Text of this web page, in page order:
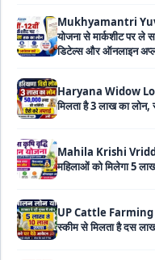
Haryana Widow
Mahila Krishi
UP Cattle Farming
EShram Card Loan